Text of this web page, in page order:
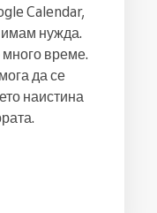
Calendar,
имам нужда.
време.
да се
наистина